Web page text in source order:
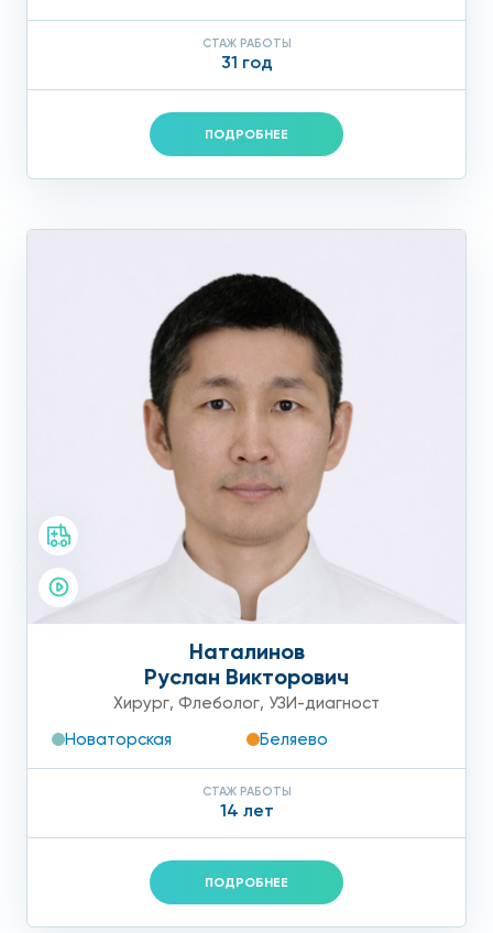
СТАЖ РАБОТЫ
31 год
ПОДРОБНЕЕ
Наталинов
Руслан Викторович
Хирург, Флеболог, УЗИ-диагност
Новаторская
Беляево
СТАЖ РАБОТЫ
14 лет
ПОДРОБНЕЕ